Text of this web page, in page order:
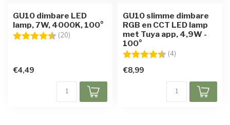
GU10 dimbare LED
lamp, 7W, 4000K, 100°
Beoordeling: (20)
€4,49
GU10 slimme dimbare
RGB en CCT LED lamp
met Tuya app, 4,9W -
100°
Beoordeling: (4)
€8,99